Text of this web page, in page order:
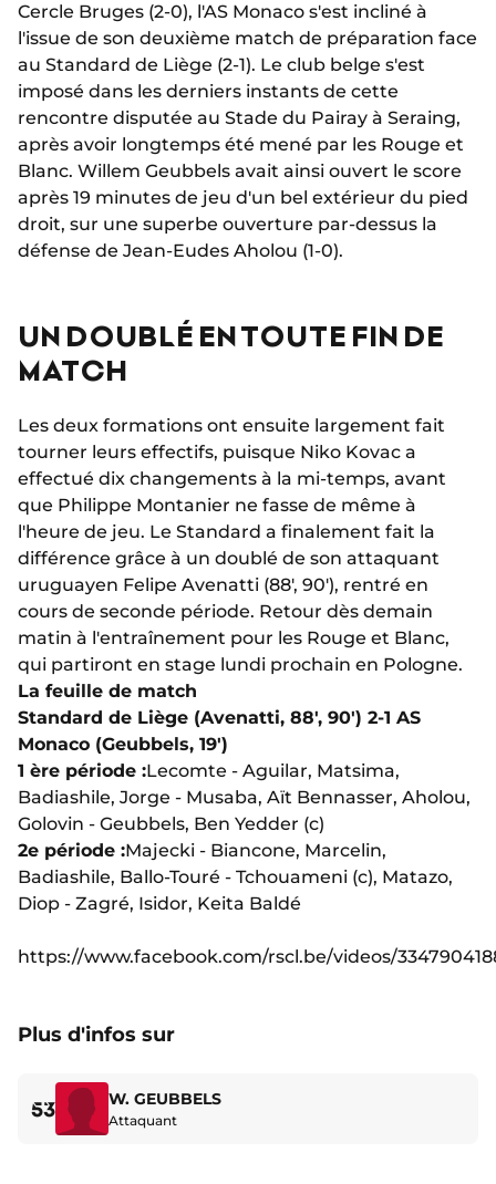
Cercle Bruges (2-0), l'AS Monaco s'est incliné à
l'issue de son deuxième match de préparation face
au Standard de Liège (2-1). Le club belge s'est
imposé dans les derniers instants de cette
rencontre disputée au Stade du Pairay à Seraing,
après avoir longtemps été mené par les Rouge et
Blanc. Willem Geubbels avait ainsi ouvert le score
après 19 minutes de jeu d'un bel extérieur du pied
droit, sur une superbe ouverture par-dessus la
défense de Jean-Eudes Aholou (1-0).
UN DOUBLÉ EN TOUTE FIN DE
MATCH
Les deux formations ont ensuite largement fait
tourner leurs effectifs, puisque Niko Kovac a
effectué dix changements à la mi-temps, avant
que Philippe Montanier ne fasse de même à
l'heure de jeu. Le Standard a finalement fait la
différence grâce à un doublé de son attaquant
uruguayen Felipe Avenatti (88', 90'), rentré en
cours de seconde période. Retour dès demain
matin à l'entraînement pour les Rouge et Blanc,
qui partiront en stage lundi prochain en Pologne.
La feuille de match
Standard de Liège (Avenatti, 88', 90') 2-1 AS
Monaco (Geubbels, 19')
1 ère période :Lecomte - Aguilar, Matsima,
Badiashile, Jorge - Musaba, Aït Bennasser, Aholou,
Golovin - Geubbels, Ben Yedder (c)
2e période :Majecki - Biancone, Marcelin,
Badiashile, Ballo-Touré - Tchouameni (c), Matazo,
Diop - Zagré, Isidor, Keita Baldé
https://www.facebook.com/rscl.be/videos/
Plus d'infos sur
53 W. GEUBBELS
Attaquant